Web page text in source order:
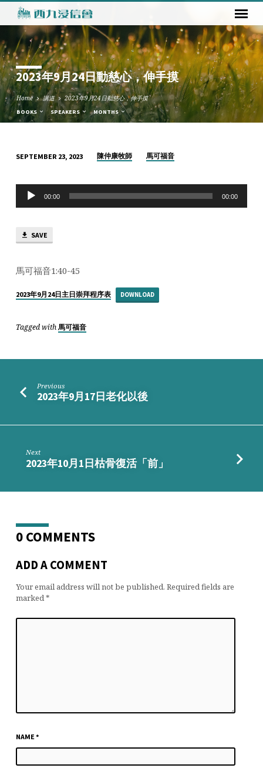
2023年9月24日動慈心，伸手摸
Home 講道 2023年9月24日動慈心，伸手摸
BOOKS SPEAKERS MONTHS
年
月
日
慈
伸
摸
SEPTEMBER 23, 2023 陳仲康牧師 馬可福音
Audio
Player
00:00 00:00
SAVE
馬可福音1:40-45
2023年9月24日主日崇拜程序表 DOWNLOAD
Tagged with 馬可福音
Previous
2023年9月17日老化以後
Next
2023年10月1日枯骨復活「前」
0 COMMENTS
ADD A COMMENT
Your email address will not be published. Required fields are
marked*
NAME*